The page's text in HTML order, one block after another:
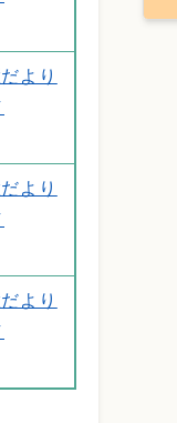
より
より
より